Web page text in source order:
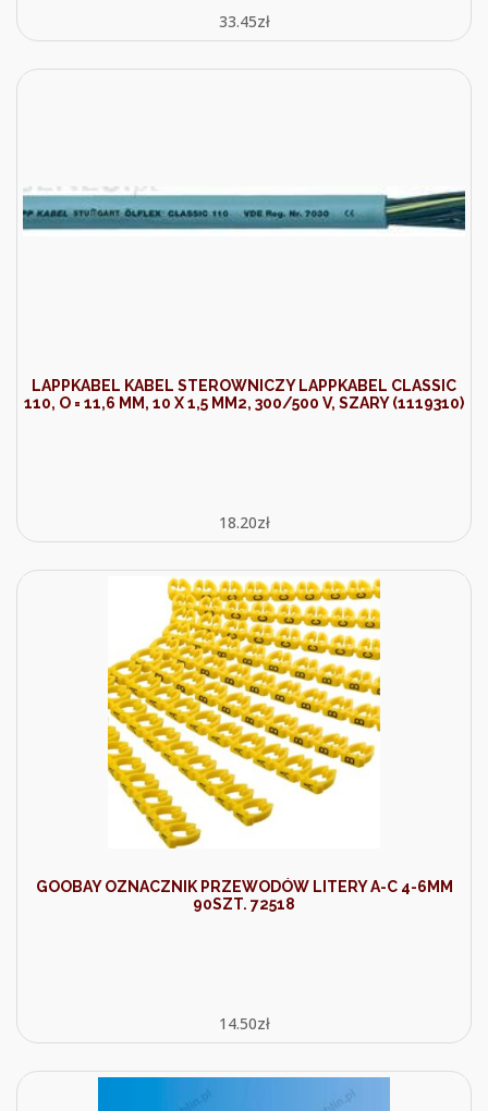
33.45zł
LAPPKABEL KABEL STEROWNICZY LAPPKABEL CLASSIC
110, O = 11,6 MM, 10 X 1,5 MM2, 300/500 V, SZARY (1119310)
18.20zł
GOOBAY OZNACZNIK PRZEWODÓW LITERY A-C 4-6MM
90SZT. 72518
14.50zł